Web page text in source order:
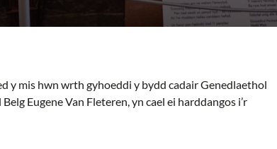
y mis hwn wrth gyhoeddi y bydd cadair Genedlaethol
Eugene Van Fleteren, yn cael ei harddangos i’r